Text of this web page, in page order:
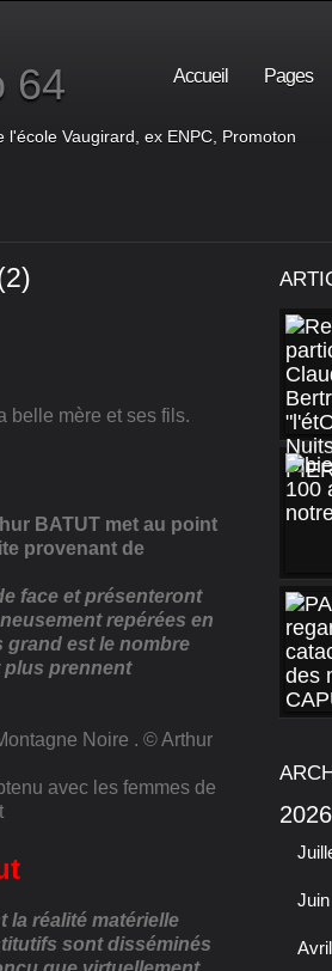
64
Vaugirard, ex ENPC, Promoton
Accueil Pages
belle mère et ses fils.
BATUT met au point
provenant de
face et présenteront
repérées en
est le nombre
plus prennent
Noire . © Arthur
avec les femmes de
la réalité matérielle
sont disséminés
2026
Juin
Avril